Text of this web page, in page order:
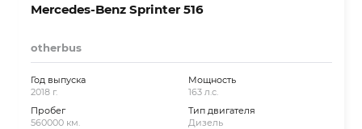
Mercedes-Benz Sprinter 516
otherbus
Год выпуска
2018 г.
Пробег
560000 км.
Мощность
163 л.с.
Тип двигателя
Дизель